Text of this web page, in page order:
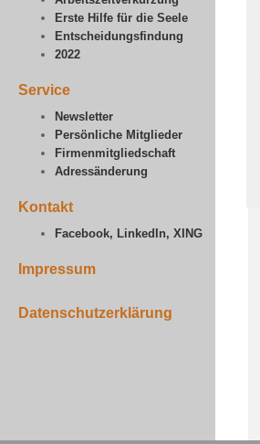
Erste Hilfe für die Seele
Entscheidungsfindung
2022
Service
Newsletter
Persönliche Mitglieder
Firmenmitgliedschaft
Adressänderung
Kontakt
Facebook, LinkedIn, XING
Impressum
Datenschutzerklärung